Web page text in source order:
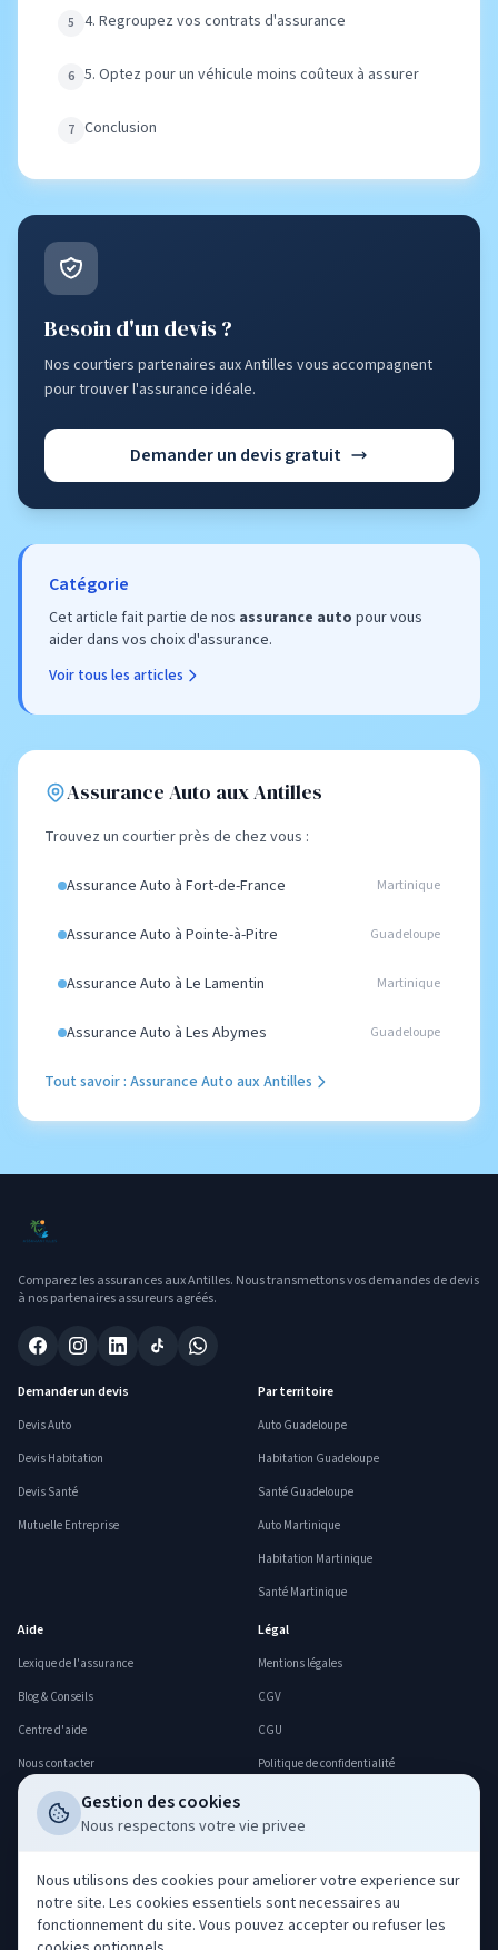
4. Regroupez vos contrats d'assurance
5. Optez pour un véhicule moins coûteux à assurer
Conclusion
Besoin d'un devis ?
Nos courtiers partenaires aux Antilles vous accompagnent
pour trouver l'assurance idéale.
Demander un devis gratuit
Catégorie
Cet article fait partie de nos assurance auto pour vous
aider dans vos choix d'assurance.
Voir tous les articles
Assurance Auto aux Antilles
Trouvez un courtier près de chez vous :
Assurance Auto à Fort-de-France Martinique
Assurance Auto à Pointe-à-Pitre Guadeloupe
Assurance Auto à Le Lamentin Martinique
Assurance Auto à Les Abymes Guadeloupe
Tout savoir : Assurance Auto aux Antilles
Comparez les assurances aux Antilles. Nous transmettons vos demandes de devis
à nos partenaires assureurs agréés.
Demander un devis
Devis Auto
Devis Habitation
Devis Santé
Mutuelle Entreprise
Par territoire
Auto Guadeloupe
Habitation Guadeloupe
Santé Guadeloupe
Auto Martinique
Habitation Martinique
Santé Martinique
Aide
Lexique de l'assurance
Blog & Conseils
Centre d'aide
Nous contacter
Déclarer un sinistre
Légal
Mentions légales
CGV
CGU
Politique de confidentialité
Gerer mes cookies
Acheter nos leads
Co-courtage ORIAS
Gestion des cookies
Nous respectons votre vie privee
Nous utilisons des cookies pour ameliorer votre experience sur
notre site. Les cookies essentiels sont necessaires au
fonctionnement du site. Vous pouvez accepter ou refuser les